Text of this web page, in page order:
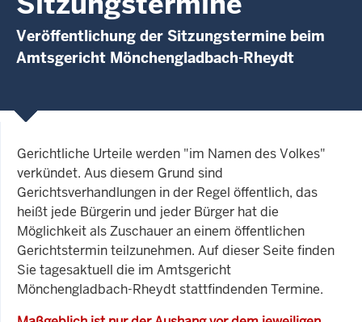
Veröffentlichung der Sitzungstermine beim
Amtsgericht Mönchengladbach-Rheydt
Gerichtliche Urteile werden "im Namen des Volkes"
verkündet. Aus diesem Grund sind
Gerichtsverhandlungen in der Regel öffentlich, das
heißt jede Bürgerin und jeder Bürger hat die
Möglichkeit als Zuschauer an einem öffentlichen
Gerichtstermin teilzunehmen. Auf dieser Seite finden
Sie tagesaktuell die im Amtsgericht
Mönchengladbach-Rheydt stattfindenden Termine.